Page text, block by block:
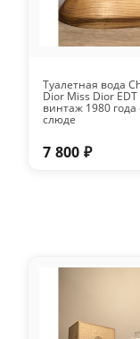
Туалетная вода
Dior Miss Dior
винтаж 1980 года
слюде
7 800 ₽